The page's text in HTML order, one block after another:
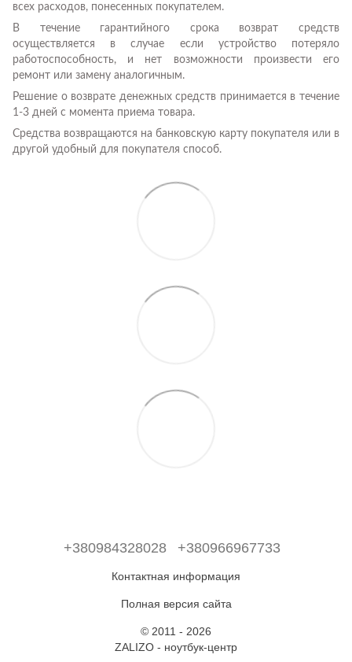
всех расходов, понесенных покупателем.
В течение гарантийного срока возврат средств
осуществляется в случае если устройство потеряло
работоспособность, и нет возможности произвести его
ремонт или замену аналогичным.
Решение о возврате денежных средств принимается в течение
1-3 дней с момента приема товара.
Средства возвращаются на банковскую карту покупателя или в
другой удобный для покупателя способ.
+380984328028 +380966967733
Контактная информация
Полная версия сайта
© 2011 - 2026
ZALIZO - ноутбук-центр